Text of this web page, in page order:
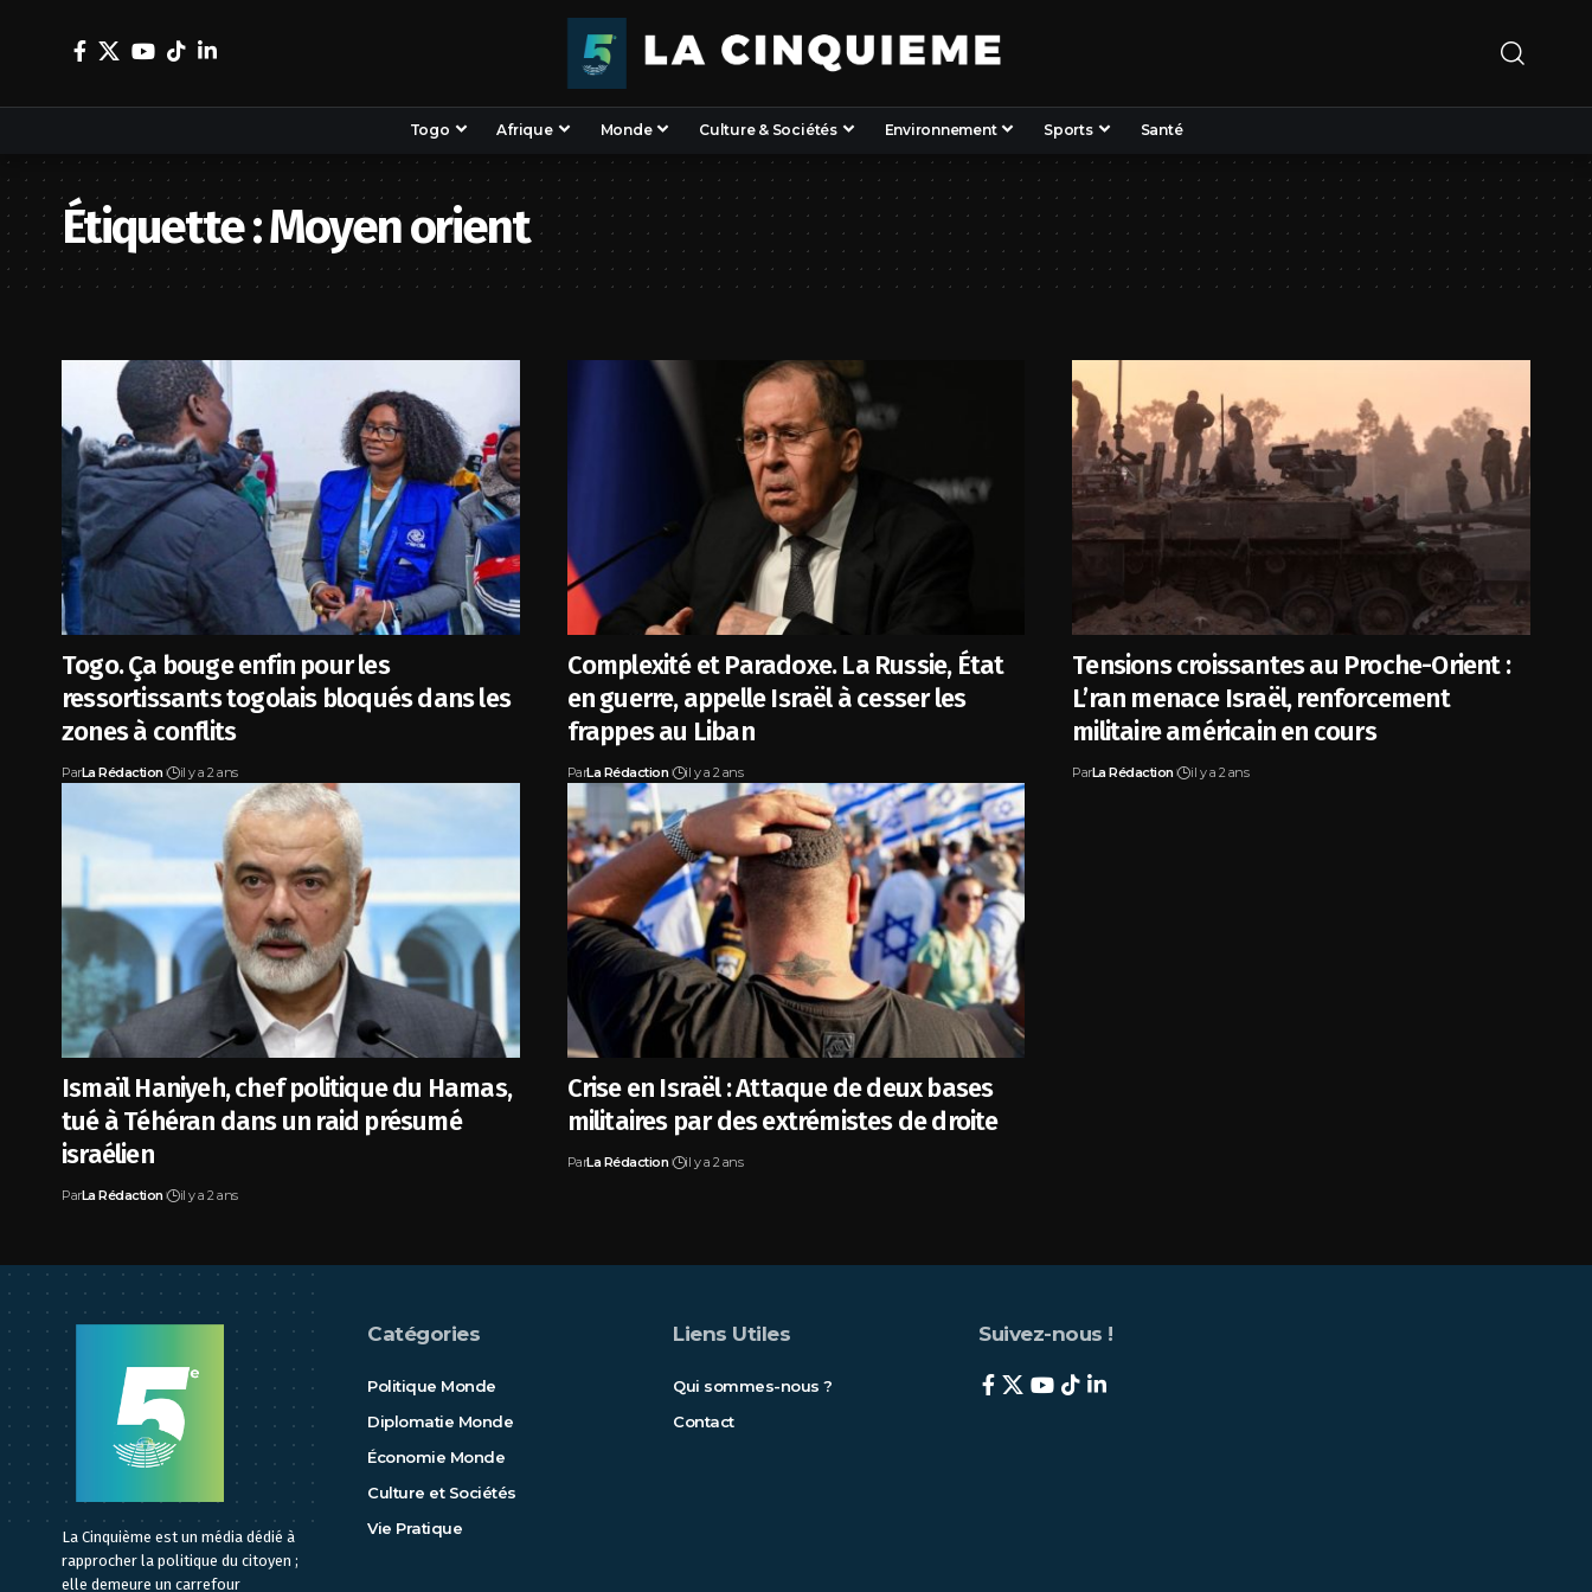
Togo Afrique Monde Culture & Sociétés Environnement Sports Santé
Étiquette :Moyen orient
Togo. Ça bouge enfin pour les
ressortissants togolais bloqués dans les
zones à conflits
ParLa Rédaction il y a 2 ans
Complexité et Paradoxe. La Russie, État
en guerre, appelle Israël à cesser les
frappes au Liban
ParLa Rédaction il y a 2 ans
Tensions croissantes au Proche-Orient :
L’ran menace Israël, renforcement
militaire américain en cours
ParLa Rédaction il y a 2 ans
Ismaïl Haniyeh, chef politique du Hamas,
tué à Téhéran dans un raid présumé
israélien
ParLa Rédaction il y a 2 ans
Crise en Israël : Attaque de deux bases
militaires par des extrémistes de droite
ParLa Rédaction il y a 2 ans
La Cinquième est un média dédié à
rapprocher la politique du citoyen ;
elle demeure un carrefour
Catégories
Politique Monde
Diplomatie Monde
Économie Monde
Culture et Sociétés
Vie Pratique
Liens Utiles
Qui sommes-nous ?
Contact
Suivez-nous !